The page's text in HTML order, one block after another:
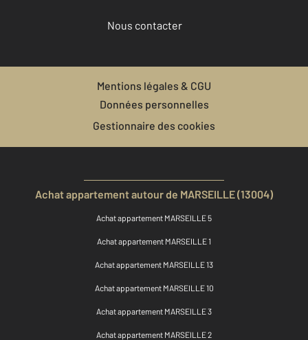
Nous contacter
Mentions légales & CGU
Données personnelles
Gestionnaire des cookies
Achat appartement autour de MARSEILLE (13004)
Achat appartement MARSEILLE 5
Achat appartement MARSEILLE 1
Achat appartement MARSEILLE 13
Achat appartement MARSEILLE 10
Achat appartement MARSEILLE 3
Achat appartement MARSEILLE 2